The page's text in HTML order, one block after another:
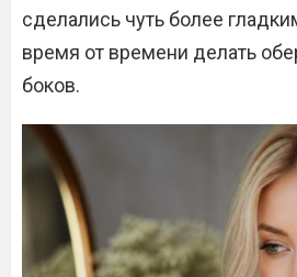
сделались чуть более
время от времени делать
боков.